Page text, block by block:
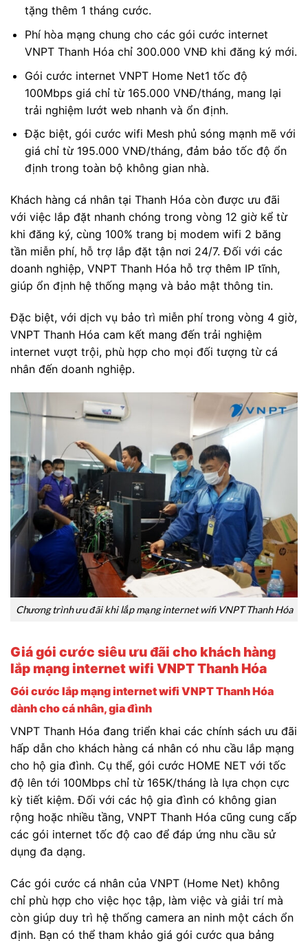
tặng thêm 1 tháng cước.
Phí hòa mạng chung cho các gói cước internet
VNPT Thanh Hóa chỉ 300.000 VNĐ khi đăng ký mới.
Gói cước internet VNPT Home Net1 tốc độ
100Mbps giá chỉ từ 165.000 VNĐ/tháng, mang lại
trải nghiệm lướt web nhanh và ổn định.
Đặc biệt, gói cước wifi Mesh phủ sóng mạnh mẽ với
giá chỉ từ 195.000 VNĐ/tháng, đảm bảo tốc độ ổn
định trong toàn bộ không gian nhà.
Khách hàng cá nhân tại Thanh Hóa còn được ưu đãi
với việc lắp đặt nhanh chóng trong vòng 12 giờ kể từ
khi đăng ký, cùng 100% trang bị modem wifi 2 băng
tần miễn phí, hỗ trợ lắp đặt tận nơi 24/7. Đối với các
doanh nghiệp, VNPT Thanh Hóa hỗ trợ thêm IP tĩnh,
giúp ổn định hệ thống mạng và bảo mật thông tin.
Đặc biệt, với dịch vụ bảo trì miễn phí trong vòng 4 giờ,
VNPT Thanh Hóa cam kết mang đến trải nghiệm
internet vượt trội, phù hợp cho mọi đối tượng từ cá
nhân đến doanh nghiệp.
Chương trình ưu đãi khi lắp mạng internet wifi VNPT Thanh Hóa
Giá gói cước siêu ưu đãi cho khách hàng
lắp mạng internet wifi VNPT Thanh Hóa
Gói cước lắp mạng internet wifi VNPT Thanh Hóa
dành cho cá nhân, gia đình
VNPT Thanh Hóa đang triển khai các chính sách ưu đãi
hấp dẫn cho khách hàng cá nhân có nhu cầu lắp mạng
cho hộ gia đình. Cụ thể, gói cước HOME NET với tốc
độ lên tới 100Mbps chỉ từ 165K/tháng là lựa chọn cực
kỳ tiết kiệm. Đối với các hộ gia đình có không gian
rộng hoặc nhiều tầng, VNPT Thanh Hóa cũng cung cấp
các gói internet tốc độ cao để đáp ứng nhu cầu sử
dụng đa dạng.
Các gói cước cá nhân của VNPT (Home Net) không
chỉ phù hợp cho việc học tập, làm việc và giải trí mà
còn giúp duy trì hệ thống camera an ninh một cách ổn
định. Bạn có thể tham khảo giá gói cước qua bảng